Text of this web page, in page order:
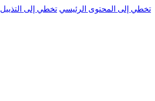
تخطي إلى المحتوى الرئيسي تخطي إلى التذييل